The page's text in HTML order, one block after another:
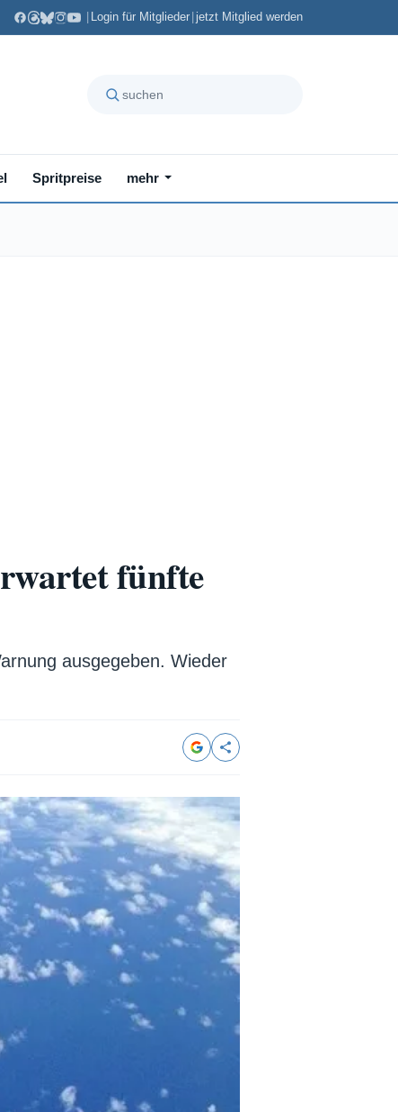
Login für Mitglieder jetzt Mitglied werden
Spritpreise mehr
fünfte
ausgegeben. Wieder